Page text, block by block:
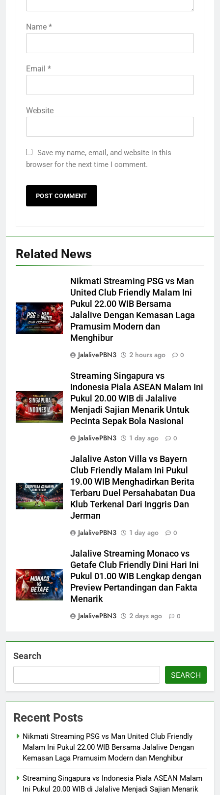
Name *
Email *
Website
Save my name, email, and website in this
browser for the next time I comment.
Related News
Nikmati Streaming PSG vs Man
United Club Friendly Malam Ini
Pukul 22.00 WIB Bersama
Jalalive Dengan Kemasan Laga
Pramusim Modern dan
Menghibur
JalalivePBN3
2 hours ago 0
Streaming Singapura vs
Indonesia Piala ASEAN Malam Ini
Pukul 20.00 WIB di Jalalive
Menjadi Sajian Menarik Untuk
Pecinta Sepak Bola Nasional
JalalivePBN3
1 day ago 0
Jalalive Aston Villa vs Bayern
Club Friendly Malam Ini Pukul
19.00 WIB Menghadirkan Berita
Terbaru Duel Persahabatan Dua
Klub Terkenal Dari Inggris Dan
Jerman
JalalivePBN3
1 day ago 0
Jalalive Streaming Monaco vs
Getafe Club Friendly Dini Hari Ini
Pukul 01.00 WIB Lengkap dengan
Preview Pertandingan dan Fakta
Menarik
JalalivePBN3
2 days ago 0
Search
SEARCH
Recent Posts
Nikmati Streaming PSG vs Man United Club Friendly
Malam Ini Pukul 22.00 WIB Bersama Jalalive Dengan
Kemasan Laga Pramusim Modern dan Menghibur
Streaming Singapura vs Indonesia Piala ASEAN Malam
Ini Pukul 20.00 WIB di Jalalive Menjadi Sajian Menarik